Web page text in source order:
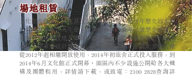
場地租賃
文化館在保育、活化及技術上取得平衡，為百年歷史的大型
建設築群重新注入生命。整個建築群為香港三級歷史建築，
各個大樓經過改建及鞏固，盡量保存原結構及容貌之下配合
新的用途重新設計及規劃，分佈在上、中、下區十多座大樓
從2012年起相繼開放使用，2014年初旅舍正式投入服務，到
2014年6月文化館正式開幕。 ​ 園區內不少設施公開給各大機
構及團體租用，詳情請下載，或致電：2100 2828查詢詳